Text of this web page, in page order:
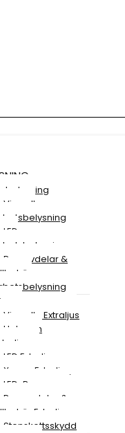
Visa all
LED
Reservdelar &
Visa alla Extraljus
Halogen
LED Extraljus
Xenon Extraljus
LED-Ramper
Reservdelar &
Extraljus
Stenskottsskydd